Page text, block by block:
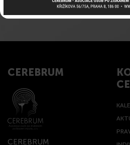
CEREBRUM
CEREBRUM